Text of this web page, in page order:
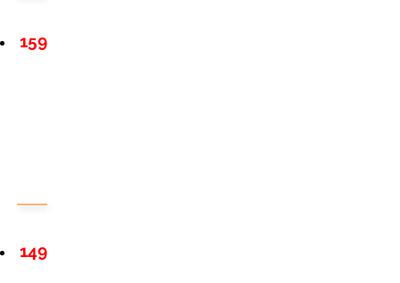
159
149